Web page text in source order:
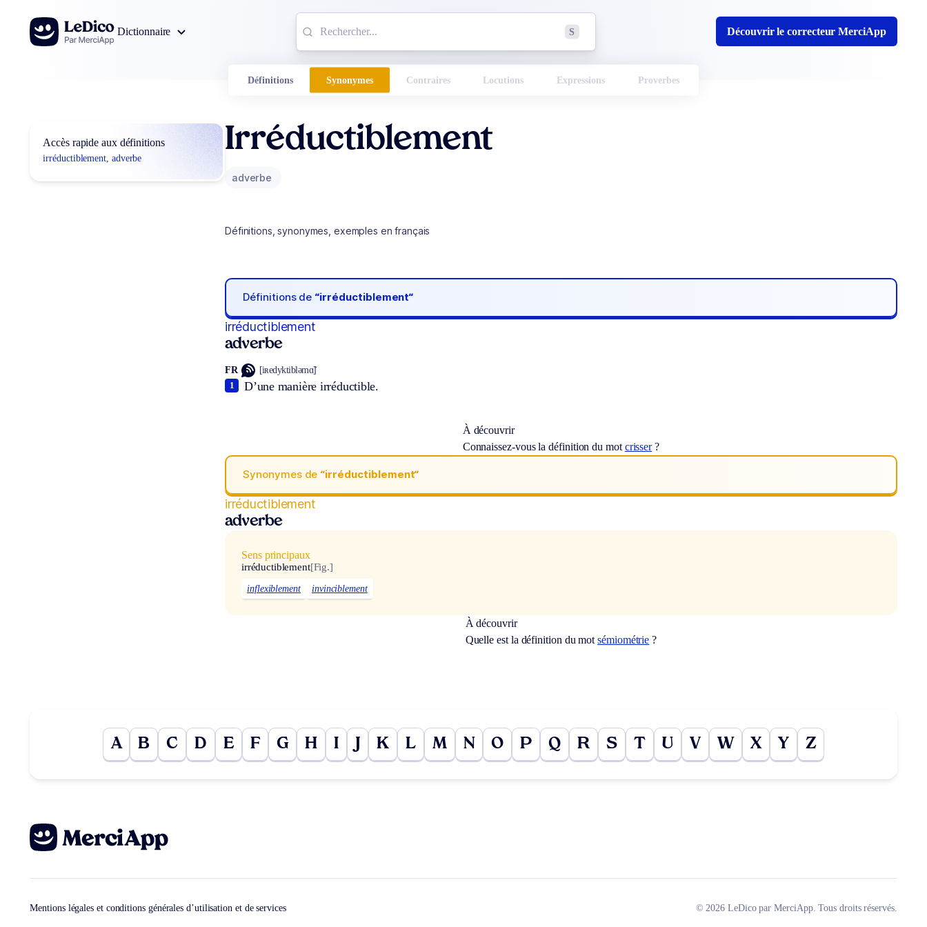
Aller au contenu
Dictionnaire
S Découvrir le correcteur MerciApp
Définitions Synonymes Contraires Locutions Expressions Proverbes
Accès rapide aux définitions
irréductiblement, adverbe
Irréductiblement
adverbe
Définitions, synonymes, exemples en français
Définitions de “irréductiblement“
irréductiblement
adverbe
FR [iʀedyktibləmɑ̃]
D’une manière irréductible.
1
À découvrir
Connaissez-vous la définition du mot crisser?
Synonymes de “irréductiblement“
irréductiblement
adverbe
Sens principaux
irréductiblement[Fig.]
inflexiblement invinciblement
À découvrir
Quelle est la définition du motsémiométrie ?
A B C D E F G H I J K L M N O P Q R S T U V W X Y Z
Mentions légales et conditions générales d’utilisation et de services © 2026 LeDico par MerciApp. Tous droits réservés.